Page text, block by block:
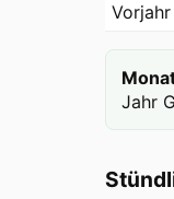
Vorjahr
Jahr